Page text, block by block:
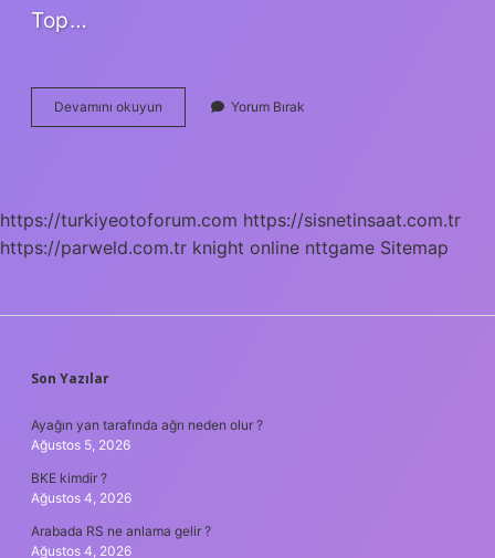
Top…
Devamını okuyun
Top
Yorum Bırak
https://turkiyeotoforum.com https://sisnetinsaat.com.tr
https://parweld.com.tr knight online nttgame Sitemap
SIDEBAR
Son Yazılar
Ayağın yan tarafında ağrı neden olur ?
Ağustos 5, 2026
BKE kimdir ?
Ağustos 4, 2026
Arabada RS ne anlama gelir ?
Ağustos 4, 2026